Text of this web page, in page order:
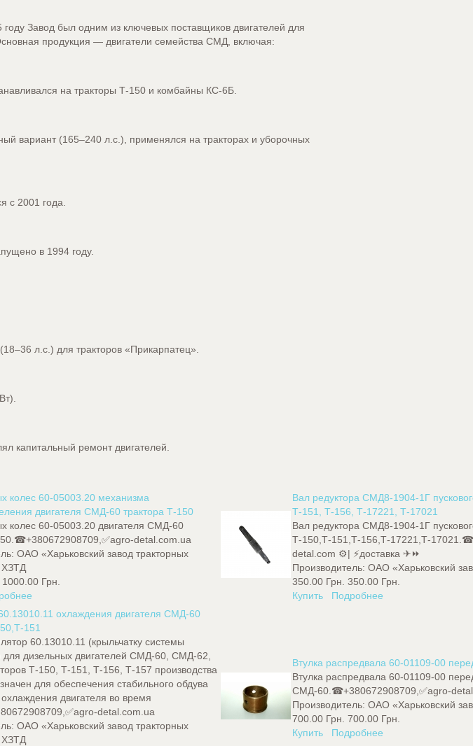
году Завод был одним из ключевых поставщиков двигателей для
продукция — двигатели семейства СМД, включая:
на тракторы Т-150 и комбайны КС-6Б.
вариант (165–240 л.с.), применялся на тракторах и уборочных
с 2001 года.
в 1994 году.
л.с.) для тракторов «Прикарпатец».
капитальный ремонт двигателей.
колес 60-05003.20 механизма
двигателя СМД-60 трактора Т-150
колес 60-05003.20 двигателя СМД-60
detal.com.ua
ОАО «Харьковский завод тракторных
ХЗТД
1000.00 Грн.
Вал редуктора СМД8-1904-1Г
Т-151, Т-156, Т-17221, Т-17021
Вал редуктора СМД8-1904-1Г
Т-150,Т-151,Т-156,Т-17221,Т-
detal.com ⚙️| ⚡доставка ✈⏩
Производитель:ОАО «Харьковский
350.00 Грн. 350.00 Грн.
Купить
Подробнее
охлаждения двигателя СМД-60
151
60.13010.11 (крыльчатку системы
для дизельных двигателей СМД-60, СМД-62,
Т-150, Т-151, Т-156, Т-157 производства
для обеспечения стабильного обдува
двигателя во время
detal.com.ua
ОАО «Харьковский завод тракторных
ХЗТД
Втулка распредвала 60-01109-00
Втулка распредвала 60-01109-00
СМД-60.☎+380672908709,✅agro-
Производитель:ОАО «Харьковский
700.00 Грн. 700.00 Грн.
Купить
Подробнее